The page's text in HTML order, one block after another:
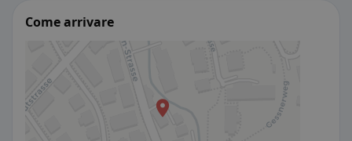
Come arrivare